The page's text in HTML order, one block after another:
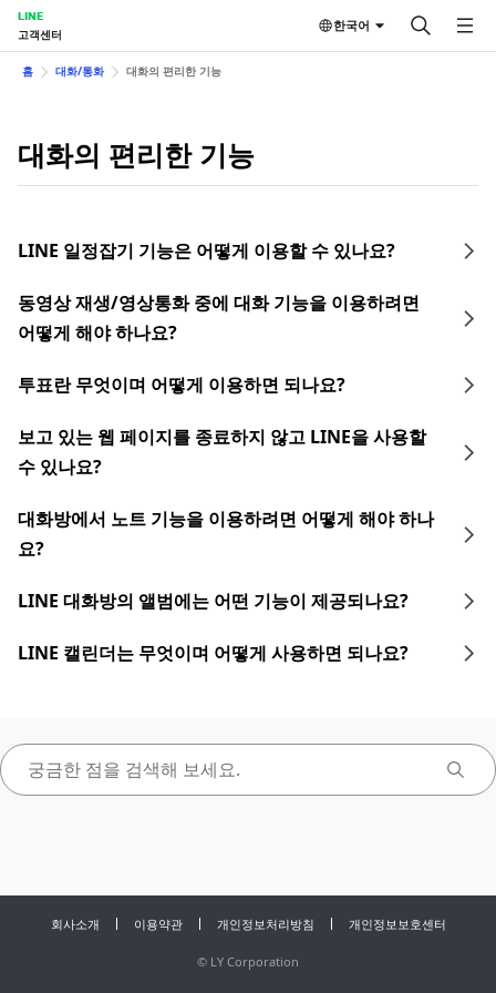
LINE
고객센터
한국어
홈 대화/통화 대화의 편리한 기능
대화의 편리한 기능
LINE 일정잡기 기능은 어떻게 이용할 수 있나요?
동영상 재생/영상통화 중에 대화 기능을 이용하려면
어떻게 해야 하나요?
투표란 무엇이며 어떻게 이용하면 되나요?
보고 있는 웹 페이지를 종료하지 않고 LINE을 사용할
수 있나요?
대화방에서 노트 기능을 이용하려면 어떻게 해야 하나
요?
LINE 대화방의 앨범에는 어떤 기능이 제공되나요?
LINE 캘린더는 무엇이며 어떻게 사용하면 되나요?
회사소개 이용약관 개인정보처리방침 개인정보보호센터
© LY Corporation